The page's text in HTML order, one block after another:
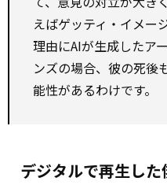
えばゲッティ・イメー
理由にAIが生成したア
ンズの場合、彼の死後
能性があるわけです。
デジタルで再生し